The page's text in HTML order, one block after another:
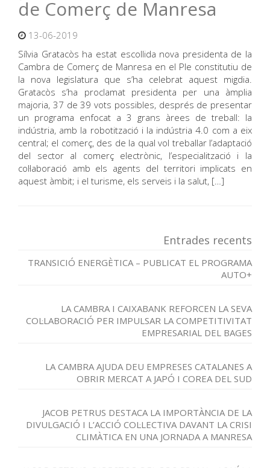
de Comerç de Manresa
13-06-2019
Sílvia Gratacòs ha estat escollida nova presidenta de la
Cambra de Comerç de Manresa en el Ple constitutiu de
la nova legislatura que s’ha celebrat aquest migdia.
Gratacòs s’ha proclamat presidenta per una àmplia
majoria, 37 de 39 vots possibles, després de presentar
un programa enfocat a 3 grans àrees de treball: la
indústria, amb la robotització i la indústria 4.0 com a eix
central; el comerç, des de la qual vol treballar l’adaptació
del sector al comerç electrònic, l’especialització i la
col·laboració amb els agents del territori implicats en
aquest àmbit; i el turisme, els serveis i la salut, […]
Entrades recents
TRANSICIÓ ENERGÈTICA – PUBLICAT EL PROGRAMA
AUTO+
LA CAMBRA I CAIXABANK REFORCEN LA SEVA
COL·LABORACIÓ PER IMPULSAR LA COMPETITIVITAT
EMPRESARIAL DEL BAGES
LA CAMBRA AJUDA DEU EMPRESES CATALANES A
OBRIR MERCAT A JAPÓ I COREA DEL SUD
JACOB PETRUS DESTACA LA IMPORTÀNCIA DE LA
DIVULGACIÓ I L’ACCIÓ COL·LECTIVA DAVANT LA CRISI
CLIMÀTICA EN UNA JORNADA A MANRESA